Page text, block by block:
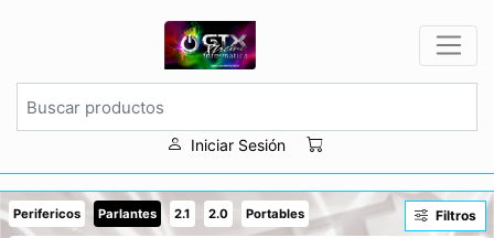
Iniciar Sesión
Perifericos Parlantes 2.1 2.0 Portables Filtros